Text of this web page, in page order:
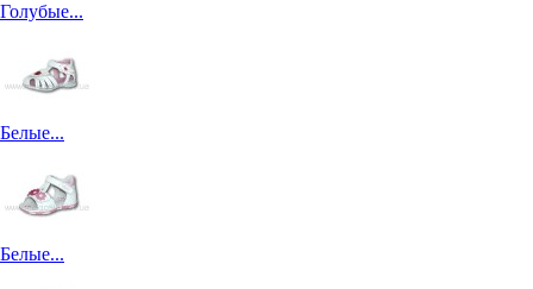
Голубые...
Белые...
Белые...